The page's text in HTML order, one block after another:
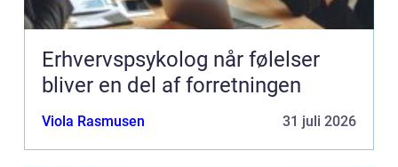
Erhvervspsykolog når følelser
bliver en del af forretningen
Viola Rasmusen 31 juli 2026